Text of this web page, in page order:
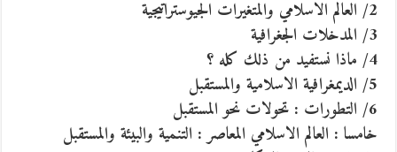
2/ العالم الاسلامي والمتغيرات الجيوستراتيجية
3/ المدخلات الجغرافية
4/ ماذا نستفيد من ذلك كله ؟
5/ الديمغرافية الاسلامية والمستقبل
6/ التطورات : تحولات نحو المستقبل
خامسا : العالم الاسلامي المعاصر : التنمية والبيئة والمستقبل